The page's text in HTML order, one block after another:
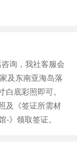
与需求不一
理
询，我社客服会
及东南亚海岛落
底彩照即可。
及《签证所需材
》领取签证。